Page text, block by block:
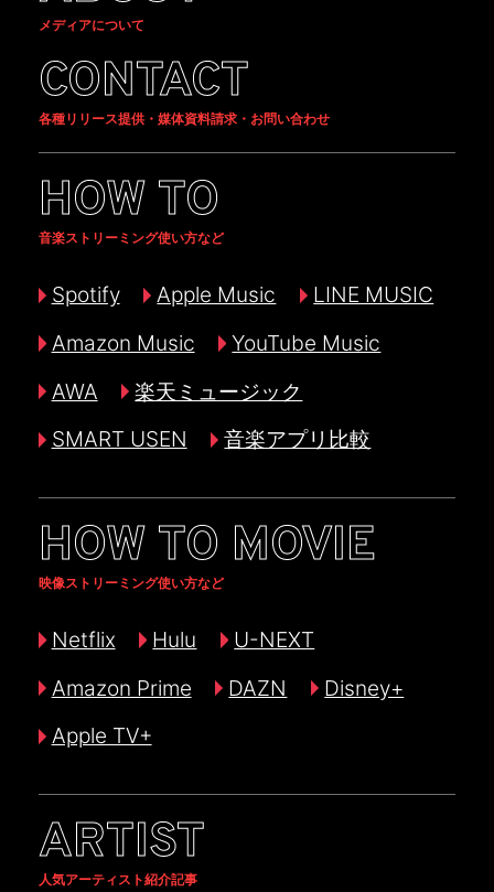
メディアについて
CONTACT
各種リリース提供・媒体資料請求・お問い合わせ
HOW TO
音楽ストリーミング使い方など
Spotify Apple Music
LINE MUSIC
Amazon Music
YouTube Music
AWA
楽天ミュージック
SMART USEN
音楽アプリ比較
HOW TO MOVIE
映像ストリーミング使い方など
Netflix Hulu
U-NEXT
Amazon Prime
DAZN
Disney+
Apple TV+
ARTIST
人気アーティスト紹介記事